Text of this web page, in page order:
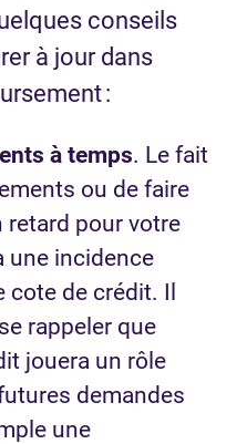
conseils
à jour dans
:
à temps. Le fait
ou de faire
retard pour votre
une incidence
cote de crédit. Il
rappeler que
jouera un rôle
demandes
une